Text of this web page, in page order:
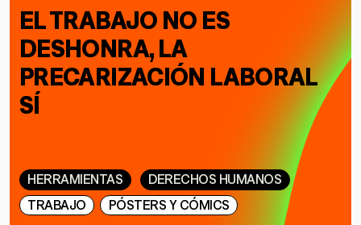
EL TRABAJO NO ES
DESHONRA, LA
PRECARIZACIÓN LABORAL
SÍ
HERRAMIENTAS
DERECHOS HUMANOS
TRABAJO
PÓSTERS Y CÓMICS